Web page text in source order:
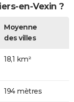
en-Vexin ?
Moyenne
des villes
18,1 km²
194 mètres